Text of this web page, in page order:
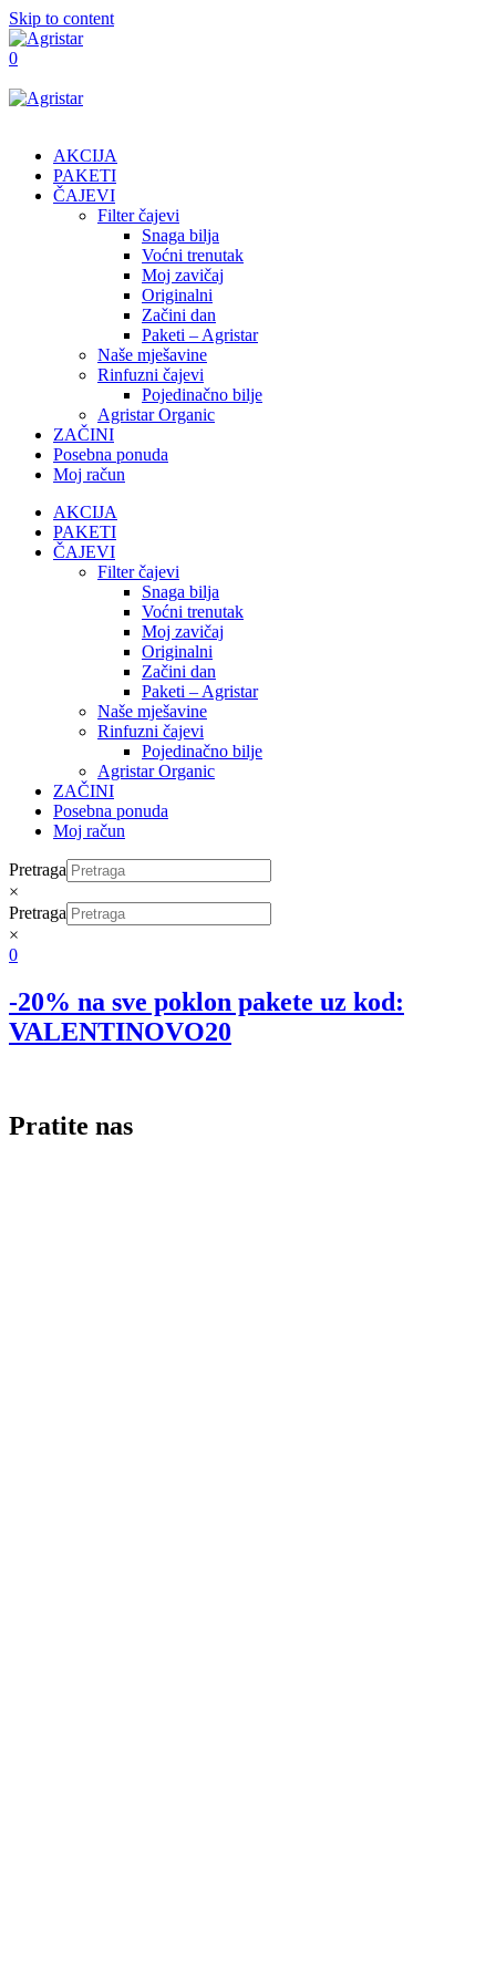
Skip to content
0
AKCIJA
PAKETI
ČAJEVI
Filter čajevi
Snaga bilja
Voćni trenutak
Moj zavičaj
Originalni
Začini dan
Paketi – Agristar
Naše mješavine
Rinfuzni čajevi
Pojedinačno bilje
Agristar Organic
ZAČINI
Posebna ponuda
Moj račun
AKCIJA
PAKETI
ČAJEVI
Filter čajevi
Snaga bilja
Voćni trenutak
Moj zavičaj
Originalni
Začini dan
Paketi – Agristar
Naše mješavine
Rinfuzni čajevi
Pojedinačno bilje
Agristar Organic
ZAČINI
Posebna ponuda
Moj račun
Pretraga
×
Pretraga
×
0
-20% na sve poklon pakete uz kod:
VALENTINOVO20
Pratite nas